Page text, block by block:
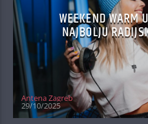
WEEKEND WARM
NAJBOLJU
Antena Zagreb
29/10/2025